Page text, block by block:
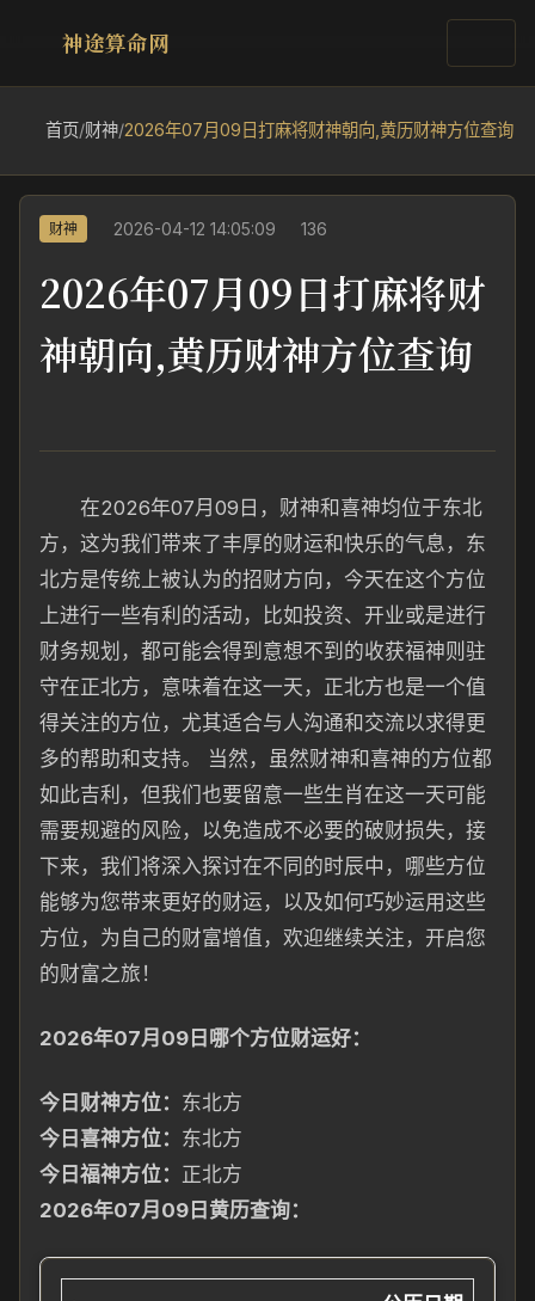
神途算命网
首页/财神/2026年07月09日打麻将财神朝向,黄历财神方位查询
财神 2026-04-12 14:05:09 136
2026年07月09日打麻将财
神朝向,黄历财神方位查询
在2026年07月09日，财神和喜神均位于东北
方，这为我们带来了丰厚的财运和快乐的气息，东
北方是传统上被认为的招财方向，今天在这个方位
上进行一些有利的活动，比如投资、开业或是进行
财务规划，都可能会得到意想不到的收获福神则驻
守在正北方，意味着在这一天，正北方也是一个值
得关注的方位，尤其适合与人沟通和交流以求得更
多的帮助和支持。 当然，虽然财神和喜神的方位都
如此吉利，但我们也要留意一些生肖在这一天可能
需要规避的风险， 以免造成不必要的破财损失，接
下来，我们将深入探讨在不同的时辰中，哪些方位
能够为您带来更好的财运，以及如何巧妙运用这些
方位，为自己的财富增值，欢迎继续关注， 开启您
的财富之旅！
2026年07月09日哪个方位财运好：
今日财神方位： 东北方
今日喜神方位： 东北方
今 日福神方位： 正北方
2026年07月09日黄历查询：